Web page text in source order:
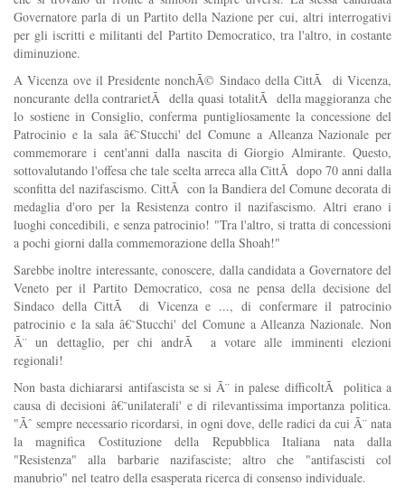
Governatore parla di un Partito della Nazione per cui, altri interrogativi
per gli iscritti e militanti del Partito Democratico, tra l'altro, in costante
diminuzione.
A Vicenza ove il Presidente nonchÃ© Sindaco della CittÃ di Vicenza,
noncurante della contrarietÃ della quasi totalitÃ della maggioranza che
lo sostiene in Consiglio, conferma puntigliosamente la concessione del
Patrocinio e la sala â€˜Stucchi' del Comune a Alleanza Nazionale per
commemorare i cent'anni dalla nascita di Giorgio Almirante. Questo,
sottovalutando l'offesa che tale scelta arreca alla CittÃ dopo 70 anni dalla
sconfitta del nazifascismo. CittÃ con la Bandiera del Comune decorata di
medaglia d'oro per la Resistenza contro il nazifascismo. Altri erano i
luoghi concedibili, e senza patrocinio! "Tra l'altro, si tratta di concessioni
a pochi giorni dalla commemorazione della Shoah!"
Sarebbe inoltre interessante, conoscere, dalla candidata a Governatore del
Veneto per il Partito Democratico, cosa ne pensa della decisione del
Sindaco della CittÃ di Vicenza e ..., di confermare il patrocinio
patrocinio e la sala â€˜Stucchi' del Comune a Alleanza Nazionale. Non
Ã¨ un dettaglio, per chi andrÃ a votare alle imminenti elezioni
regionali!
Non basta dichiararsi antifascista se si Ã¨ in palese difficoltÃ politica a
causa di decisioni â€˜unilaterali' e di rilevantissima importanza politica.
"Ãˆ sempre necessario ricordarsi, in ogni dove, delle radici da cui Ã¨ nata
la magnifica Costituzione della Repubblica Italiana nata dalla
"Resistenza" alla barbarie nazifasciste; altro che "antifascisti col
manubrio" nel teatro della esasperata ricerca di consenso individuale.